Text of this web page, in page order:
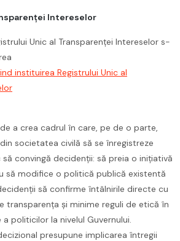
Intereselor
Unic al Transparenței Intereselor s-
instituirea Registrului Unic al
de a crea cadrul în care, pe de o parte,
societatea civilă să se înregistreze
convingă decidenții: să preia o inițiativă
să modifice o politică publică existentă
să confirme întâlnirile directe cu
transparența și minime reguli de etică în
politicilor la nivelul Guvernului.
presupune implicarea întregii